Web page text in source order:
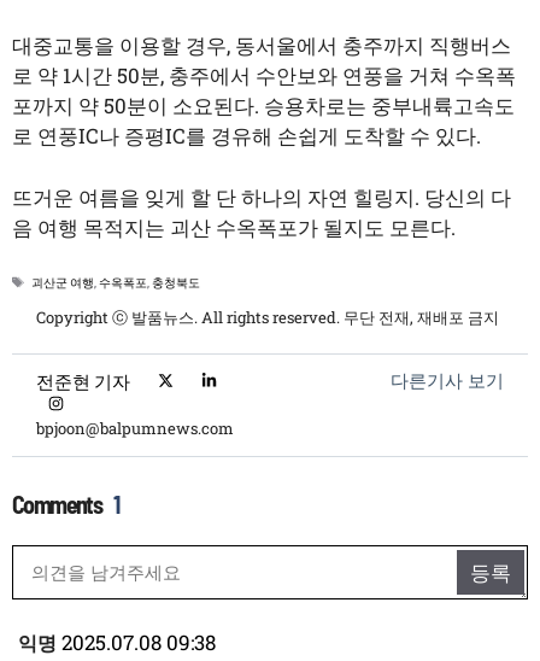
대중교통을 이용할 경우, 동서울에서 충주까지 직행버스
로 약 1시간 50분, 충주에서 수안보와 연풍을 거쳐 수옥폭
포까지 약 50분이 소요된다. 승용차로는 중부내륙고속도
로 연풍IC나 증평IC를 경유해 손쉽게 도착할 수 있다.
뜨거운 여름을 잊게 할 단 하나의 자연 힐링지. 당신의 다
음 여행 목적지는 괴산 수옥폭포가 될지도 모른다.
태
괴산군 여행,수옥폭포,충청북도
Copyright ⓒ 발품뉴스. All rights reserved. 무단 전재, 재배포 금지
전준현 기자
bpjoon@balpumnews.com
다른기사 보기
1
익명 2025.07.08 09:38